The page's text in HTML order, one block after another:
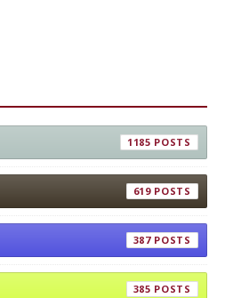
1185
619
387
385